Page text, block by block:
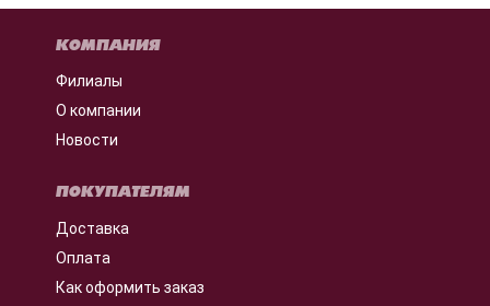
КОМПАНИЯ
Филиалы
О компании
Новости
ПОКУПАТЕЛЯМ
Доставка
Оплата
Как оформить заказ